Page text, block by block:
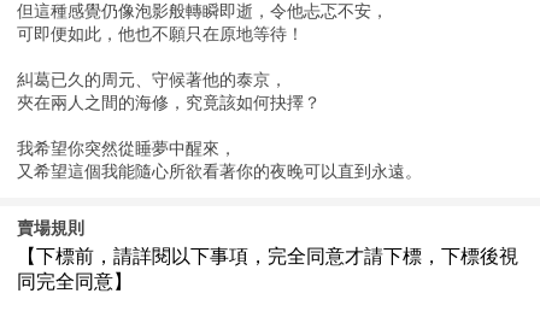
但這種感覺仍像泡影般轉瞬即逝，令他忐忑不安，
可即便如此，他也不願只在原地等待！
糾葛已久的周元、守候著他的泰京，
夾在兩人之間的海修，究竟該如何抉擇？
我希望你突然從睡夢中醒來，
又希望這個我能隨心所欲看著你的夜晚可以直到永遠。
賣場規則